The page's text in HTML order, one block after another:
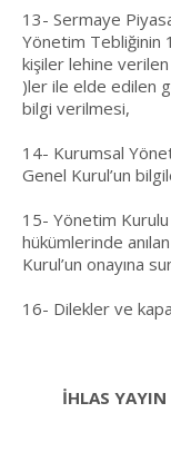
13- Sermaye
Yönetim Tebliğinin
kişiler lehine
)ler ile elde edilen
bilgi verilmesi,
14- Kurumsal
Genel Kurul’un
15- Yönetim
hükümlerinde
Kurul’un onayına
16- Dilekler ve
İHLAS